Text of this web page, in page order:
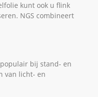
kunt ook u flink
NGS combineert
bij stand- en
van licht- en